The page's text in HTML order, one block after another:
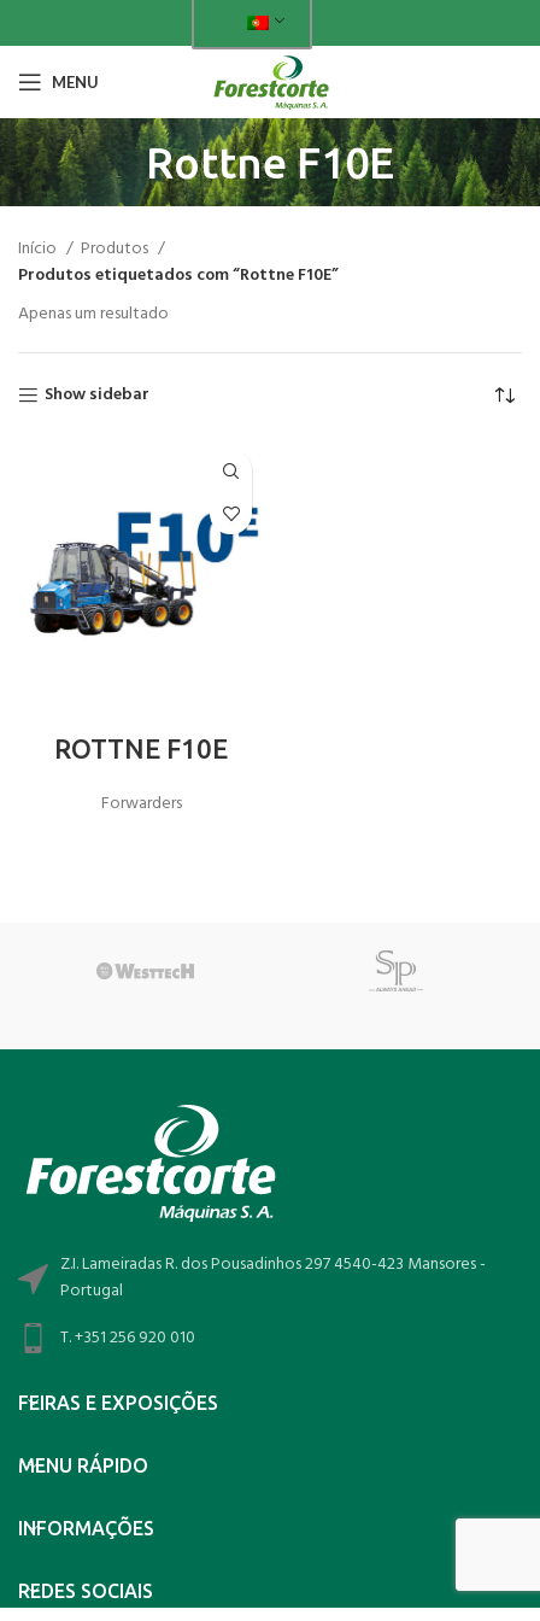
MENU
Rottne F10E
Início
Produtos
Produtos etiquetados com “Rottne F10E”
Apenas um resultado
Show sidebar
ROTTNE F10E
Forwarders
Z.I. Lameiradas R. dos Pousadinhos 297 4540-423 Mansores -
Portugal
T. +351 256 920 010
FEIRAS E EXPOSIÇÕES
MENU RÁPIDO
INFORMAÇÕES
REDES SOCIAIS